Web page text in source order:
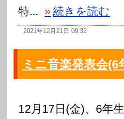
特... »続きを読む
2021年12月21日 09:32
ミニ音楽発表会(6
12月17日(金)、6年